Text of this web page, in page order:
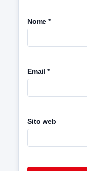
Nome *
Email *
Sito web